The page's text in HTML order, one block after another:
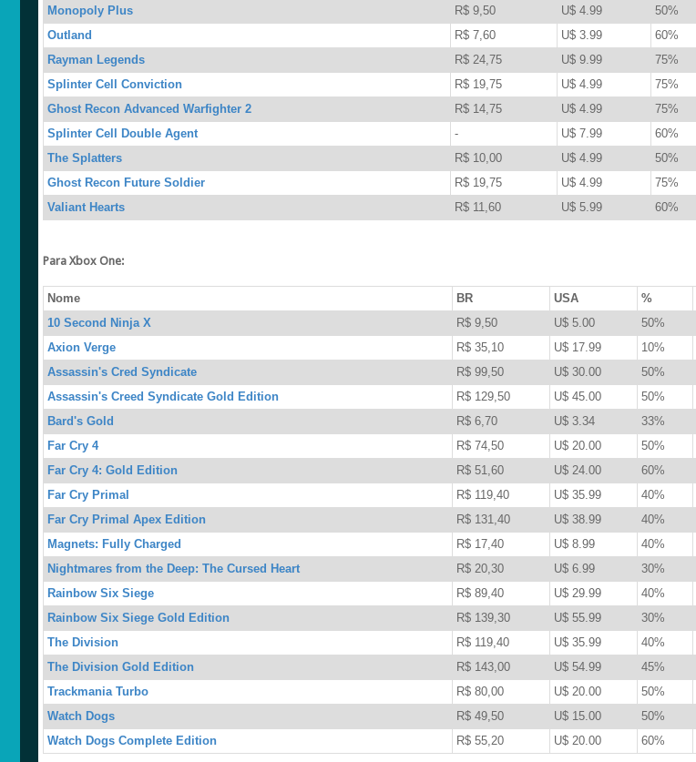
Monopoly Plus
R$ 9,50 U$ 4.99 50%
Outland
R$ 7,60 U$ 3.99 60%
Rayman Legends
R$ 24,75 U$ 9.99 75%
Splinter Cell Conviction
R$ 19,75 U$ 4.99 75%
Ghost Recon Advanced Warfighter 2
R$ 14,75 U$ 4.99 75%
Splinter Cell Double Agent
- U$ 7.99 60%
The Splatters
R$ 10,00 U$ 4.99 50%
Ghost Recon Future Soldier
R$ 19,75 U$ 4.99 75%
Valiant Hearts
R$ 11,60 U$ 5.99 60%
Para Xbox One:
Nome BR USA %
10 Second Ninja X
R$ 9,50 U$ 5.00 50%
Axion Verge
R$ 35,10 U$ 17.99
10%
Assassin's Cred Syndicate
R$ 99,50 U$ 30.00 50%
Assassin's Creed Syndicate Gold Edition
R$ 129,50 U$ 45.00 50%
Bard's Gold
R$ 6,70 U$ 3.34 33%
Far Cry 4
R$ 74,50 U$ 20.00 50%
Far Cry 4: Gold Edition
R$ 51,60 U$ 24.00 60%
Far Cry Primal
R$ 119,40 U$ 35.99 40%
Far Cry Primal Apex Edition
R$ 131,40 U$ 38.99 40%
Magnets: Fully Charged
R$ 17,40 U$ 8.99 40%
Nightmares from the Deep: The Cursed Heart
R$ 20,30 U$ 6.99 30%
Rainbow Six Siege
R$ 89,40 U$ 29.99 40%
Rainbow Six Siege Gold Edition
R$ 139,30 U$ 55.99 30%
The Division
R$ 119,40 U$ 35.99 40%
The Division Gold Edition
R$ 143,00 U$ 54.99 45%
Trackmania Turbo
R$ 80,00 U$ 20.00 50%
Watch Dogs
R$ 49,50 U$ 15.00 50%
Watch Dogs Complete Edition
R$ 55,20 U$ 20.00 60%